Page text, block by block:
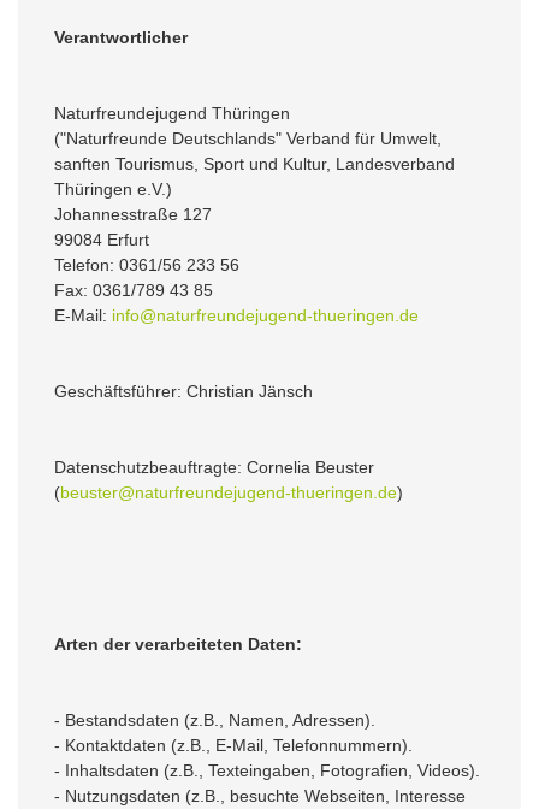
Verantwortlicher
Naturfreundejugend Thüringen
("Naturfreunde Deutschlands" Verband für Umwelt,
sanften Tourismus, Sport und Kultur, Landesverband
Thüringen e.V.)
Johannesstraße 127
99084 Erfurt
Telefon: 0361/56 233 56
Fax: 0361/789 43 85
E-Mail: info@naturfreundejugend-thueringen.de
Geschäftsführer: Christian Jänsch
Datenschutzbeauftragte: Cornelia Beuster
(beuster@naturfreundejugend-thueringen.de)
Arten der verarbeiteten Daten:
- Bestandsdaten (z.B., Namen, Adressen).
- Kontaktdaten (z.B., E-Mail, Telefonnummern).
- Inhaltsdaten (z.B., Texteingaben, Fotografien, Videos).
- Nutzungsdaten (z.B., besuchte Webseiten, Interesse